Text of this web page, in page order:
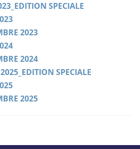
SPECIALE
2023
2024
SPECIALE
2025